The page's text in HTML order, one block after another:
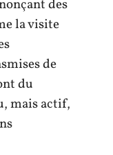
des
la visite
de
du
mais actif,